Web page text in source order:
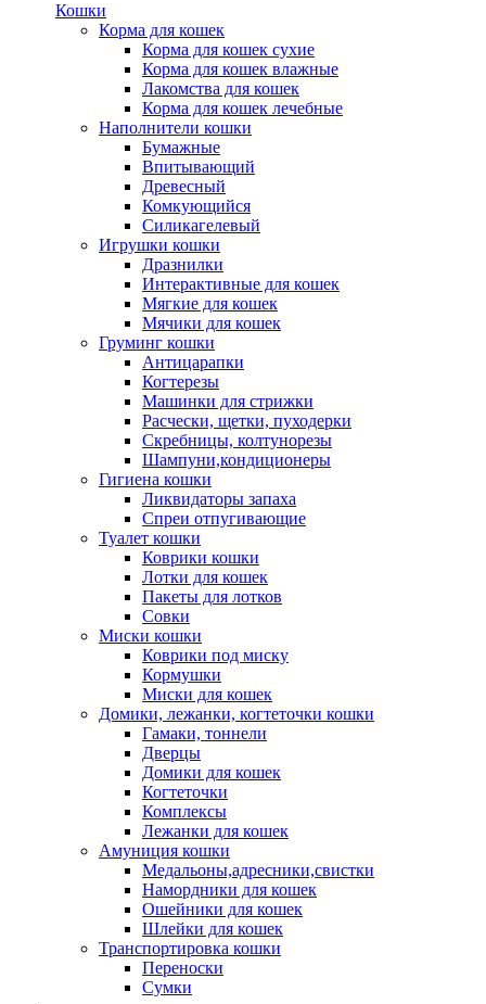
Кошки
Корма для кошек
Корма для кошек сухие
Корма для кошек влажные
Лакомства для кошек
Корма для кошек лечебные
Наполнители кошки
Бумажные
Впитывающий
Древесный
Комкующийся
Силикагелевый
Игрушки кошки
Дразнилки
Интерактивные для кошек
Мягкие для кошек
Мячики для кошек
Груминг кошки
Антицарапки
Когтерезы
Машинки для стрижки
Расчески, щетки, пуходерки
Скребницы, колтунорезы
Шампуни,кондиционеры
Гигиена кошки
Ликвидаторы запаха
Спреи отпугивающие
Туалет кошки
Коврики кошки
Лотки для кошек
Пакеты для лотков
Совки
Миски кошки
Коврики под миску
Кормушки
Миски для кошек
Домики, лежанки, когтеточки кошки
Гамаки, тоннели
Дверцы
Домики для кошек
Когтеточки
Комплексы
Лежанки для кошек
Амуниция кошки
Медальоны,адресники,свистки
Намордники для кошек
Ошейники для кошек
Шлейки для кошек
Транспортировка кошки
Переноски
Сумки